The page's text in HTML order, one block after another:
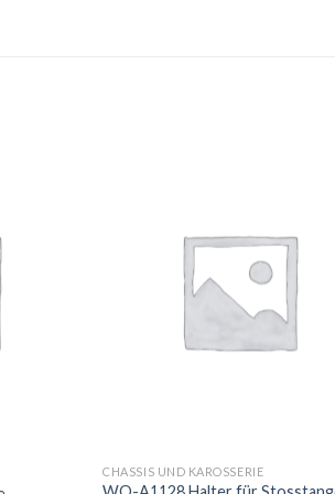
CHASSIS UND KAROSSERIE